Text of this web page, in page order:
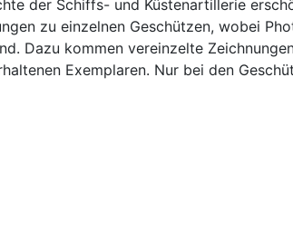
der Schiffs- und Küstenartillerie
zu einzelnen Geschützen, wobei
Dazu kommen vereinzelte
Exemplaren. Nur bei den